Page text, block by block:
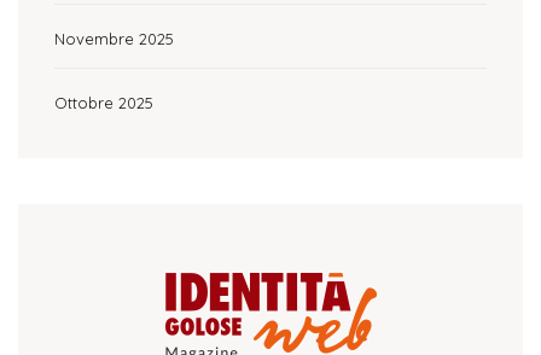
Novembre 2025
Ottobre 2025